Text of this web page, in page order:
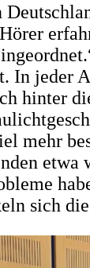
In jeder
hinter
mehr
etwa
sich